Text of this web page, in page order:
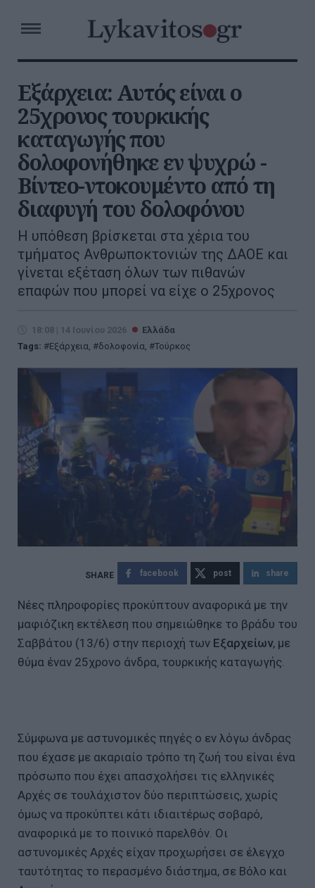
Εξάρχεια: Αυτός είναι ο
25χρονος τουρκικής
καταγωγής που
δολοφονήθηκε εν ψυχρώ -
Βίντεο-ντοκουμέντο από τη
διαφυγή του δολοφόνου
Η υπόθεση βρίσκεται στα χέρια του
τμήματος Ανθρωποκτονιών της ΔΑΟΕ και
γίνεται εξέταση όλων των πιθανών
επαφών που μπορεί να είχε ο 25χρονος
18:08 | 14 Ιουνίου 2026
Ελλάδα
Tags:
Εξάρχεια, δολοφονία, Τούρκος
facebook post share
Νέες πληροφορίες προκύπτουν αναφορικά με την
μαφιόζικη εκτέλεση που σημειώθηκε το βράδυ του
Σαββάτου (13/6) στην περιοχή των Εξαρχείων, με
θύμα έναν 25χρονο άνδρα, τουρκικής καταγωγής.
Σύμφωνα με αστυνομικές πηγές ο εν λόγω άνδρας
που έχασε με ακαριαίο τρόπο τη ζωή του είναι ένα
πρόσωπο που έχει απασχολήσει τις ελληνικές
Αρχές σε τουλάχιστον δύο περιπτώσεις, χωρίς
όμως να προκύπτει κάτι ιδιαιτέρως σοβαρό,
αναφορικά με το ποινικό παρελθόν. Οι
αστυνομικές Αρχές είχαν προχωρήσει σε έλεγχο
ταυτότητας το περασμένο διάστημα, σε Βόλο και